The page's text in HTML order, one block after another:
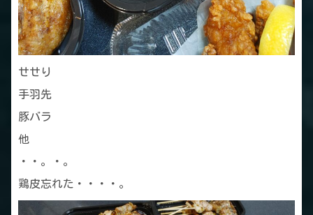
せせり
手羽先
豚バラ
他
・・。・。
鶏皮忘れた・・・・。